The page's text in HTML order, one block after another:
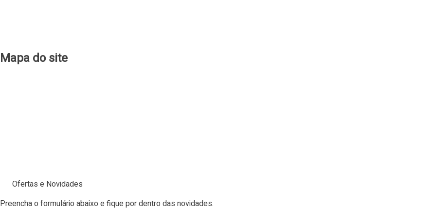
Mapa do site
Ofertas e Novidades
Preencha o formulário abaixo e fique por dentro das novidades.